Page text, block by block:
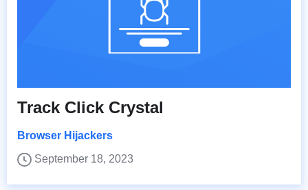
Track Click Crystal
Browser Hijackers
September 18, 2023